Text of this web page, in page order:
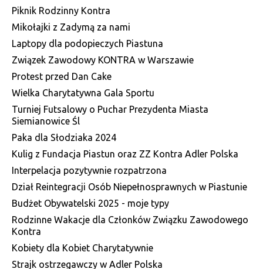
Piknik Rodzinny Kontra
Mikołajki z Zadymą za nami
Laptopy dla podopieczych Piastuna
Związek Zawodowy KONTRA w Warszawie
Protest przed Dan Cake
Wielka Charytatywna Gala Sportu
Turniej Futsalowy o Puchar Prezydenta Miasta
Siemianowice Śl
Paka dla Słodziaka 2024
Kulig z Fundacja Piastun oraz ZZ Kontra Adler Polska
Interpelacja pozytywnie rozpatrzona
Dział Reintegracji Osób Niepełnosprawnych w Piastunie
Budżet Obywatelski 2025 - moje typy
Rodzinne Wakacje dla Członków Związku Zawodowego
Kontra
Kobiety dla Kobiet Charytatywnie
Strajk ostrzegawczy w Adler Polska